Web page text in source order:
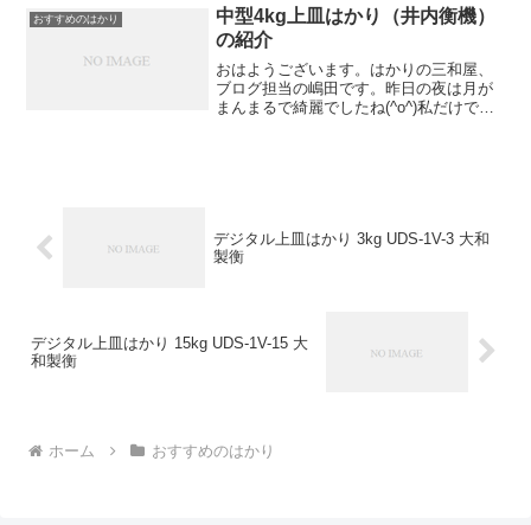
日は上皿はかりの並型5kg を紹介しま
す。ボディーカラ...
おすすめのはかり
中型4kg上皿はかり（井内衡機）
の紹介
おはようございます。はかりの三和屋、
ブログ担当の嶋田です。昨日の夜は月が
まんまるで綺麗でしたね(^o^)私だけでし
デジタル上皿はかり 3kg UDS-1V-3 大和
製衡
デジタル上皿はかり 15kg UDS-1V-15 大
和製衡
ホーム おすすめのはかり